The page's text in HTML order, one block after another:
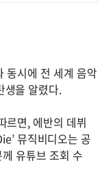
동시에 전 세계 음악
생을 알렸다.
르면, 에반의 데뷔
뮤직비디오는 공
유튜브 조회 수